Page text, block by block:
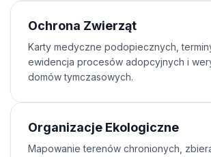
Ochrona Zwierząt
Karty medyczne podopiecznych,
ewidencja procesów adopcyjnych i
domów tymczasowych.
Organizacje Ekologiczne
Mapowanie terenów chronionych,